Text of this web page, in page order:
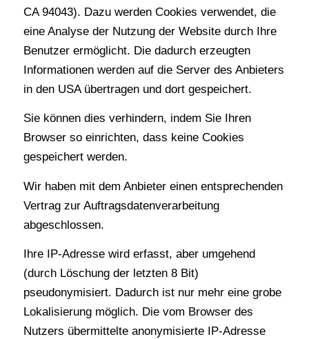
CA 94043). Dazu werden Cookies verwendet, die
eine Analyse der Nutzung der Website durch Ihre
Benutzer ermöglicht. Die dadurch erzeugten
Informationen werden auf die Server des Anbieters
in den USA übertragen und dort gespeichert.
Sie können dies verhindern, indem Sie Ihren
Browser so einrichten, dass keine Cookies
gespeichert werden.
Wir haben mit dem Anbieter einen entsprechenden
Vertrag zur Auftragsdatenverarbeitung
abgeschlossen.
Ihre IP-Adresse wird erfasst, aber umgehend
(durch Löschung der letzten 8 Bit)
pseudonymisiert. Dadurch ist nur mehr eine grobe
Lokalisierung möglich. Die vom Browser des
Nutzers übermittelte anonymisierte IP-Adresse